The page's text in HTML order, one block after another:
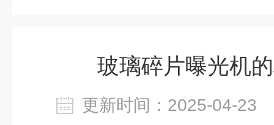
玻璃碎片曝光机
更新时间：2025-04-